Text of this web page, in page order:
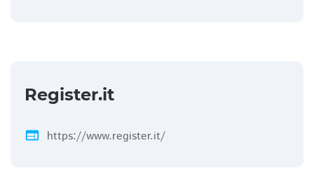
Register.it
web https://www.register.it/